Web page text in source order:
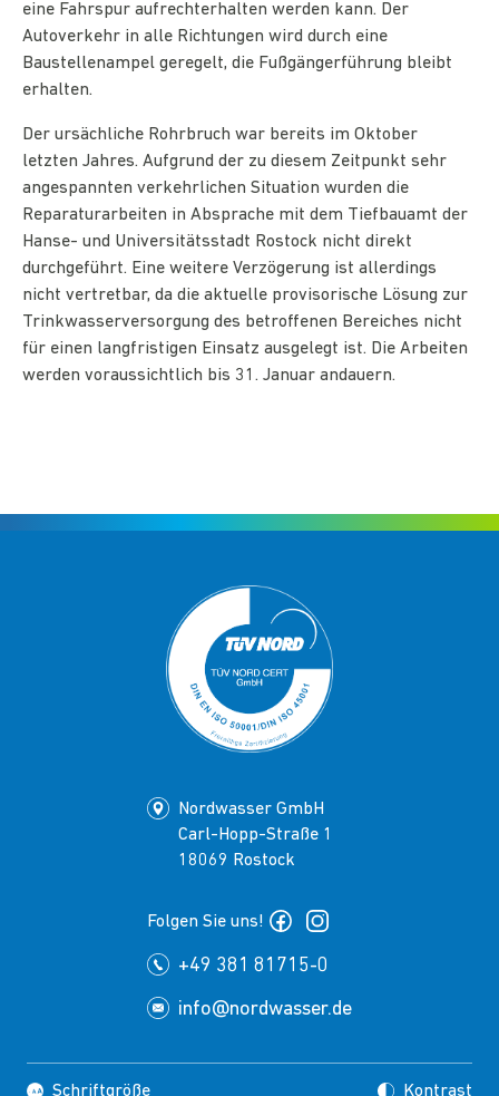
eine Fahrspur aufrechterhalten werden kann. Der
Autoverkehr in alle Richtungen wird durch eine
Baustellenampel geregelt, die Fußgängerführung bleibt
erhalten.
Der ursächliche Rohrbruch war bereits im Oktober
letzten Jahres. Aufgrund der zu diesem Zeitpunkt sehr
angespannten verkehrlichen Situation wurden die
Reparaturarbeiten in Absprache mit dem Tiefbauamt der
Hanse- und Universitätsstadt Rostock nicht direkt
durchgeführt. Eine weitere Verzögerung ist allerdings
nicht vertretbar, da die aktuelle provisorische Lösung zur
Trinkwasserversorgung des betroffenen Bereiches nicht
für einen langfristigen Einsatz ausgelegt ist. Die Arbeiten
werden voraussichtlich bis 31. Januar andauern.
+49 381 81715-0
info@nordwasser.de
Nordwasser GmbH
Carl-Hopp-Straße 1
18069 Rostock
Folgen Sie uns!
Schriftgröße Kontrast